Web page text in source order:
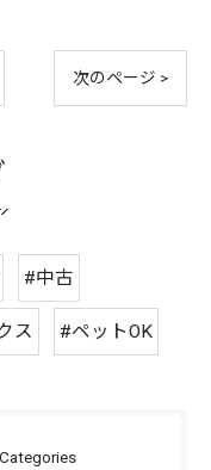
次のページ >
#中古
ス #ペットOK
Categories